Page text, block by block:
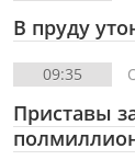
В пруду
09:35
Приставы